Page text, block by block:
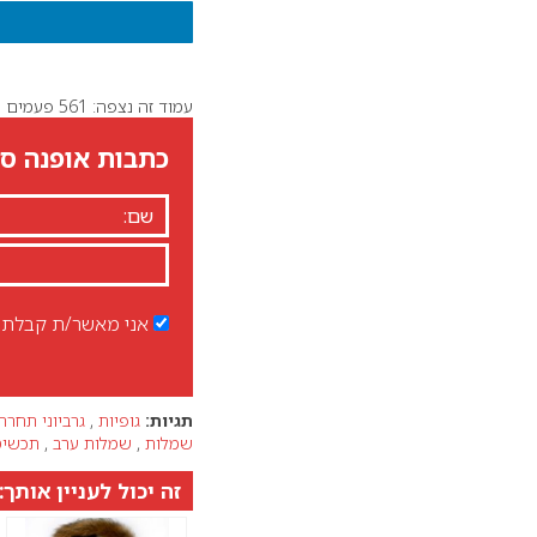
עמוד זה נצפה: 561 פעמים
כתבות אופנה
אני מאשר/ת קבלת
תגיות: גופיות , גרביוני
שמלות , שמלות ערב ,
זה יכול לעניין אותך: